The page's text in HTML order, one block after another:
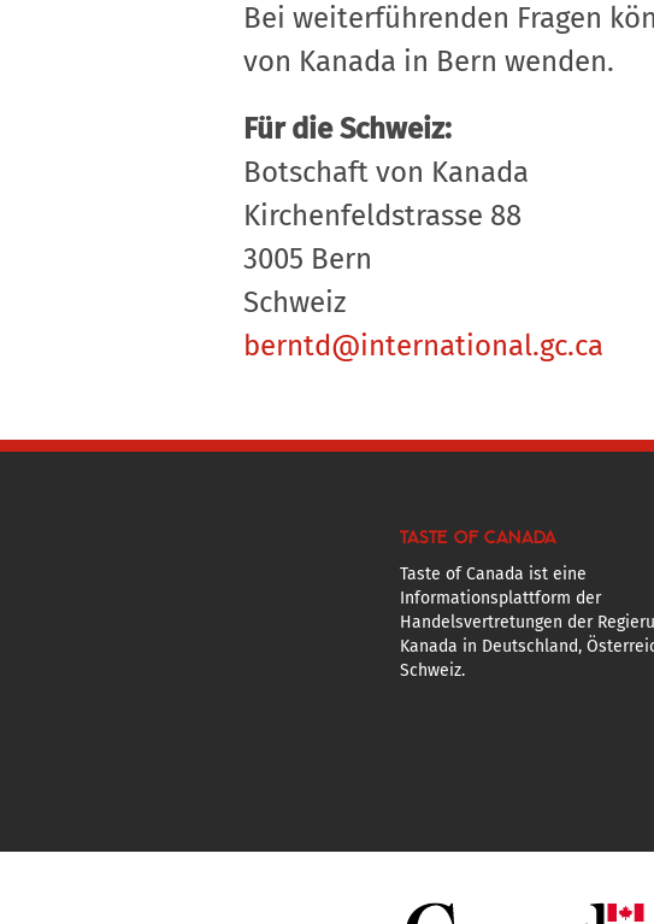
Bei weiterführenden Fragen
von Kanada in Bern wenden.
Für die Schweiz:
Botschaft von Kanada
Kirchenfeldstrasse 88
3005 Bern
Schweiz
berntd@international.gc.ca
TASTE OF CANADA
Taste of Canada ist eine
Informationsplattform der
Handelsvertretungen der
Kanada in Deutschland,
Schweiz.